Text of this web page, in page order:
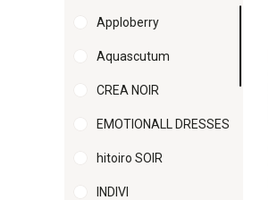
Apploberry
Aquascutum
CREA NOIR
EMOTIONALL DRESSES
hitoiro SOIR
INDIVI